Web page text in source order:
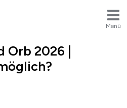
Menü
Orb 2026 |